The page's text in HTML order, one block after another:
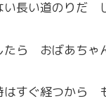
い長い道のりだ
たら おばあちゃ
すぐ経つから